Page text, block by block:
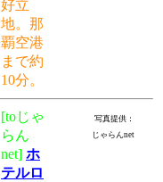
好立
地。那
覇空港
まで約
10分。
[toじゃ
らん
net] ホ
テルロ
写真提供：
じゃらんnet